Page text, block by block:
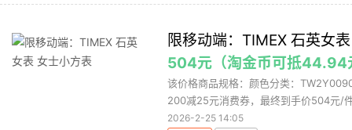
限移动端：TIMEX 石英女
504元（淘金币可抵44.94
该价格商品规格：颜色分类：
200减25元消费券，最终到手价504元/
2026-2-25 14:05